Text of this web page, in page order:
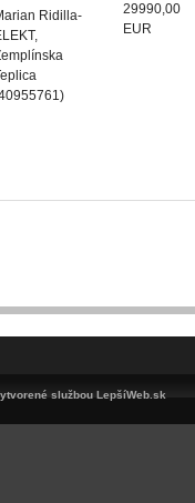
Ridilla-
29990,00
EUR
službou LepšíWeb.sk